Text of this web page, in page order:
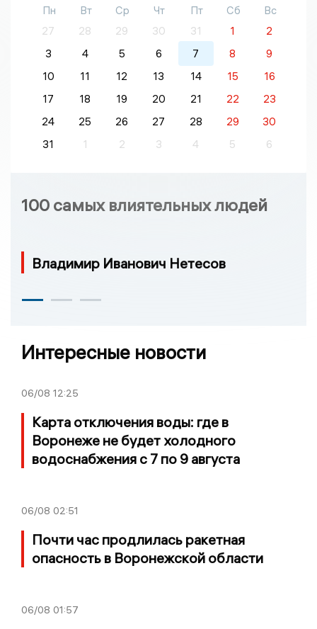
Пн Вт Ср Чт Пт Сб
Вс
27
28 29 30 31 1
2
3
4 5 6 7 8
9
10
11 12 13 14 15
16
17
18 19 20 21 22
23
24
25 26 27 28 29
30
31
1 2 3 4 5 6
100 самых влиятельных людей
Владимир Иванович Нетесов
Интересные новости
06/08 12:25
Карта отключения воды: где в
Воронеже не будет холодного
водоснабжения с 7 по 9 августа
06/08 02:51
Почти час продлилась ракетная
опасность в Воронежской области
06/08 01:57